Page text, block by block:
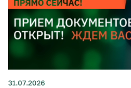
31.07.2026